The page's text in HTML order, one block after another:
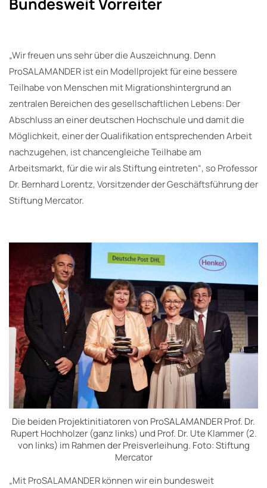
„Wir freuen uns sehr über die Auszeichnung. Denn
ProSALAMANDER ist ein Modellprojekt für eine bessere
Teilhabe von Menschen mit Migrationshintergrund an
zentralen Bereichen des gesellschaftlichen Lebens: Der
Abschluss an einer deutschen Hochschule und damit die
Möglichkeit, einer der Qualifikation entsprechenden Arbeit
nachzugehen, ist chancengleiche Teilhabe am
Arbeitsmarkt, für die wir als Stiftung eintreten“, so Professor
Dr. Bernhard Lorentz, Vorsitzender der Geschäftsführung der
Stiftung Mercator.
Die beiden Projektinitiatoren von ProSALAMANDER Prof. Dr.
Rupert Hochholzer (ganz links) und Prof. Dr. Ute Klammer (2.
von links) im Rahmen der Preisverleihung. Foto: Stiftung
Mercator
„Mit ProSALAMANDER können wir ein bundesweit